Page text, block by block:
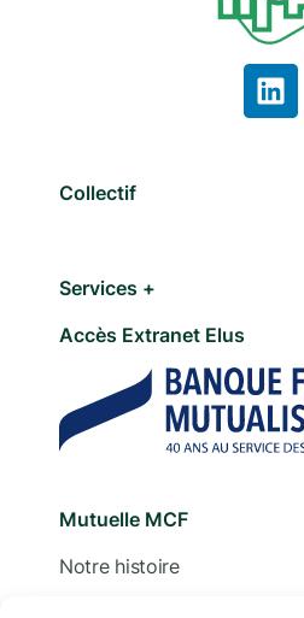
Collectif
Services +
Accès Extranet Elus
Mutuelle MCF
Notre histoire